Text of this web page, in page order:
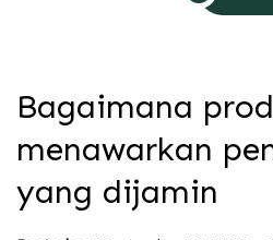
Bagaimana
menawarkan
yang dijamin